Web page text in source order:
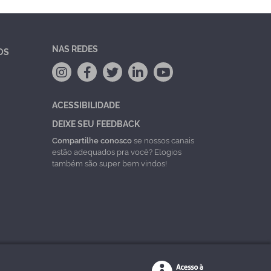
NAS REDES
ACESSIBILIDADE
DEIXE SEU FEEDBACK
Compartilhe conoscose nossos canais
estão adequados pra você? Elogios
também são super bem vindos!